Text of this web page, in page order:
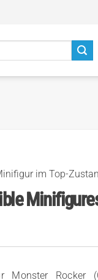
im Top-
Monster Rocker